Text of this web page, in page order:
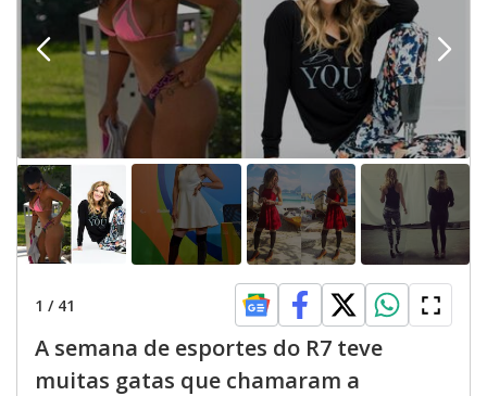
1 / 41
A semana de esportes do R7 teve
muitas gatas que chamaram a